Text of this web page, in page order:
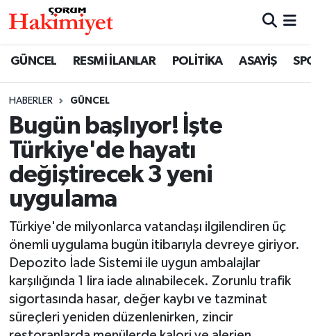
GÜNCEL RESMİ İLANLAR POLİTİKA ASAYİŞ
HABERLER GÜNCEL
Bugün başlıyor! İşte
Türkiye'de hayatı
değiştirecek 3 yeni
uygulama
Türkiye'de milyonlarca vatandaşı ilgilendiren üç
önemli uygulama bugün itibarıyla devreye giriyor.
Depozito İade Sistemi ile uygun ambalajlar
karşılığında 1 lira iade alınabilecek. Zorunlu trafik
sigortasında hasar, değer kaybı ve tazminat
süreçleri yeniden düzenlenirken, zincir
SAĞLIK
ASAYİŞ
EKONOMİ
GÜNCEL
AKTÜEL
EĞİTİM
Nöbetçi Eczaneler
Çorum Namaz Vakitleri
Trafik Durumu
Süper Lig Puan Durumu ve Fikstür
Tüm Manşetler
Son Dakika Haberleri
Haber Arşivi